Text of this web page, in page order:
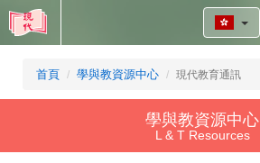
首頁 學與教資源中心 現代教育通訊
學與教資源中心
L & T Resources